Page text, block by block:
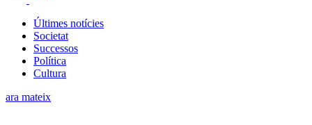
Últimes notícies
Societat
Successos
Política
Cultura
ara mateix